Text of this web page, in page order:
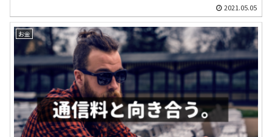
2021.05.05
お金